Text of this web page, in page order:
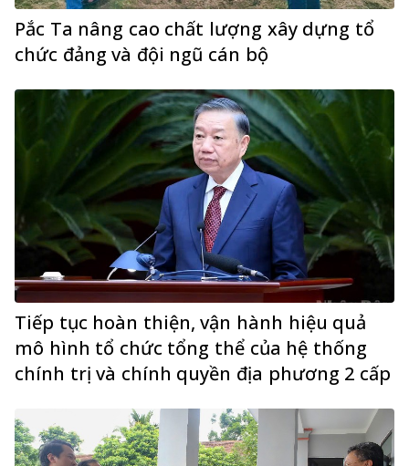
Pắc Ta nâng cao chất lượng xây dựng tổ
chức đảng và đội ngũ cán bộ
Tiếp tục hoàn thiện, vận hành hiệu quả
mô hình tổ chức tổng thể của hệ thống
chính trị và chính quyền địa phương 2 cấp